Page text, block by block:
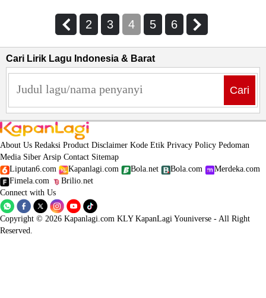
2 3 4 5 6
Cari Lirik Lagu Indonesia & Barat
Cari
About Us Redaksi Product Disclaimer Kode Etik Privacy Policy Pedoman
Media Siber Arsip Contact Sitemap
Liputan6.com
Kapanlagi.com Bola.net Bola.com
Merdeka.com
Fimela.com
Brilio.net
Connect with Us
Copyright © 2026 Kapanlagi.com KLY KapanLagi Youniverse - All Right
Reserved.